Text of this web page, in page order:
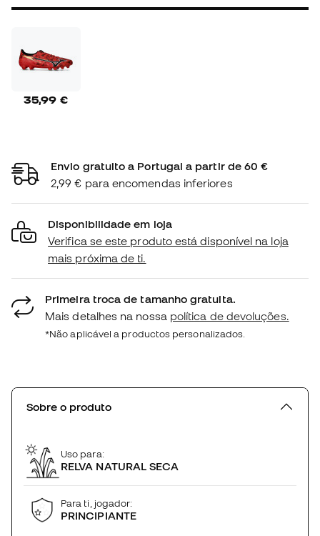
35,99 €
Envio gratuito a Portugal a partir de 60 €
2,99 € para encomendas inferiores
Disponibilidade em loja
Verifica se este produto está disponível na loja
mais próxima de ti.
Primeira troca de tamanho gratuita.
Mais detalhes na nossa política de devoluções.
*Não aplicável a productos personalizados.
Sobre o produto
Uso para:
RELVA NATURAL SECA
Para ti, jogador:
PRINCIPIANTE